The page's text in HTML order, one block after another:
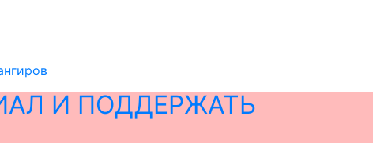
И ПОДДЕРЖАТЬ